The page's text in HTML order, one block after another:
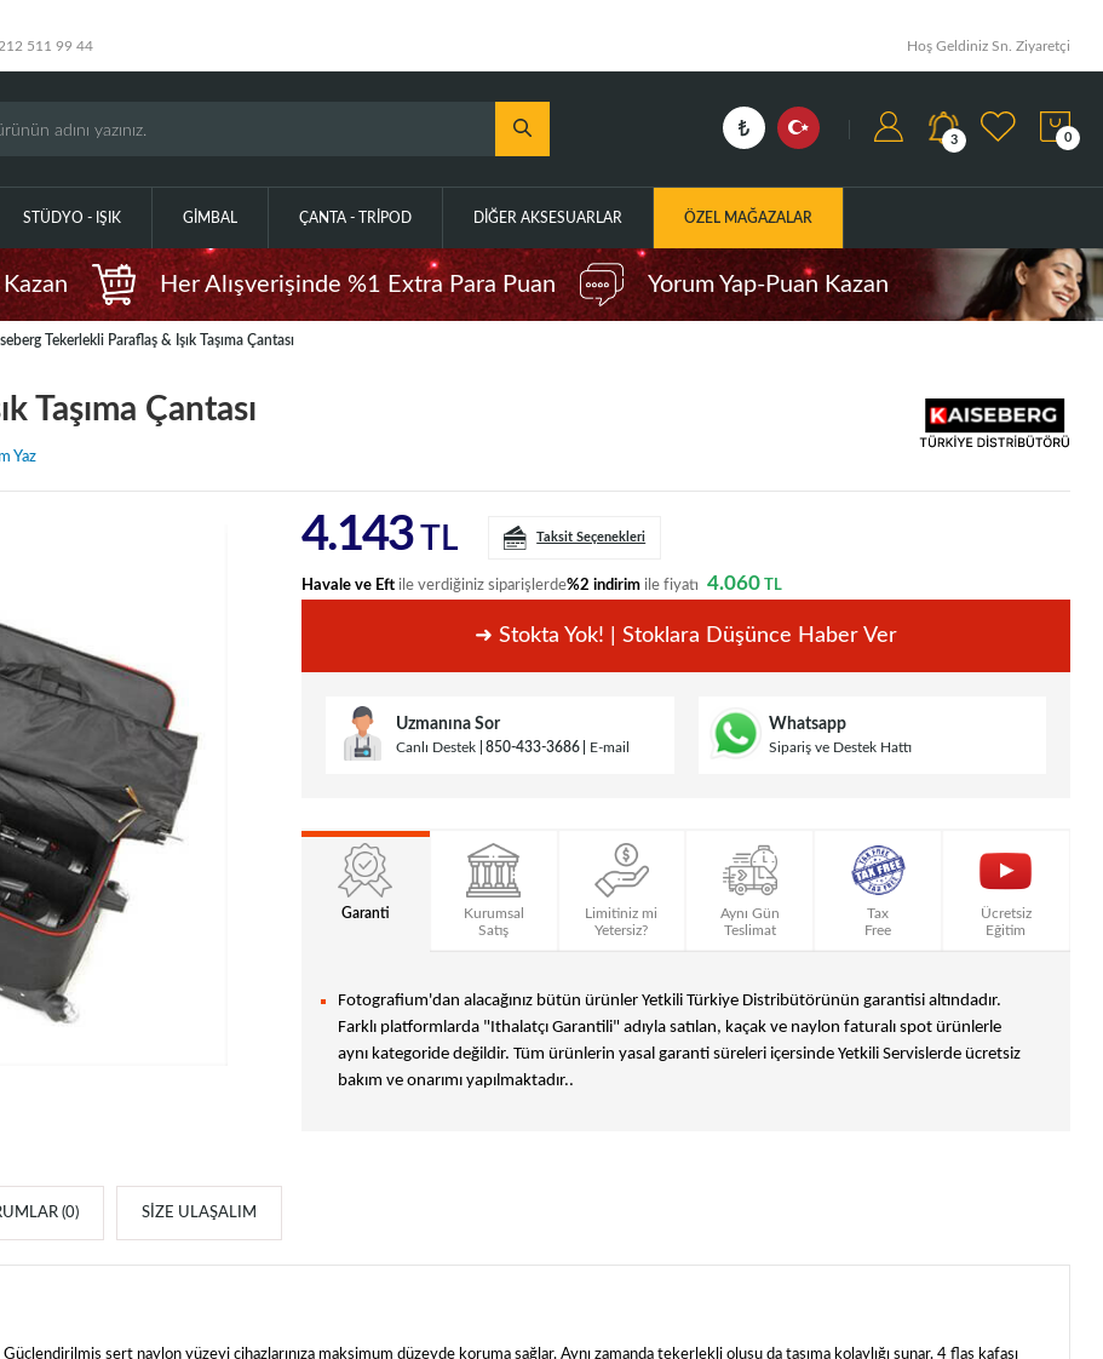
511 99 44 Hoş Geldiniz Sn. Ziyaretçi
3 0
STÜDYO - IŞIK GIMBAL ÇANTA - TRIPOD DIĞER AKSESUARLAR ÖZEL MAĞAZALAR
Her Alışverişinde %1 Extra Para Puan Yorum Yap-Puan Kazan
Tekerlekli Paraflaş & Işık Taşıma Çantası
Taşıma Çantası
Yaz
4.143TL Taksit Seçenekleri
Havale ve Eft ile verdiğiniz siparişlerde%2 indirim ile fiyatı 4.060 TL
➜ Stokta Yok! | Stoklara Düşünce Haber Ver
Uzmanına Sor
Canlı Destek 850-433-3686 E-mail
Whatsapp
Sipariş ve Destek Hattı
Garanti
Kurumsal
Satış
Limitiniz mi
Yetersiz?
Aynı Gün
Teslimat
Tax
Free
Ücretsiz
Eğitim
Fotografium'dan alacağınız bütün ürünler Yetkili Türkiye Distribütörünün garantisi altındadır.
Farklı platformlarda "Ithalatçı Garantili" adıyla satılan, kaçak ve naylon faturalı spot ürünlerle
aynı kategoride değildir. Tüm ürünlerin yasal garanti süreleri içersinde Yetkili Servislerde ücretsiz
bakım ve onarımı yapılmaktadır..
(0) SIZE ULAŞALIM
Güçlendirilmiş sert naylon yüzeyi cihazlarınıza maksimum düzeyde koruma sağlar. Aynı zamanda tekerlekli oluşu da taşıma kolaylığı sunar. 4 flaş kafası